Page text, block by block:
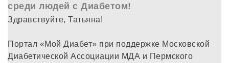
среди людей с Диабетом!
Здравствуйте, Татьяна!
Портал «Мой Диабет» при поддержке Московской
Диабетической Ассоциации МДА и Пермского